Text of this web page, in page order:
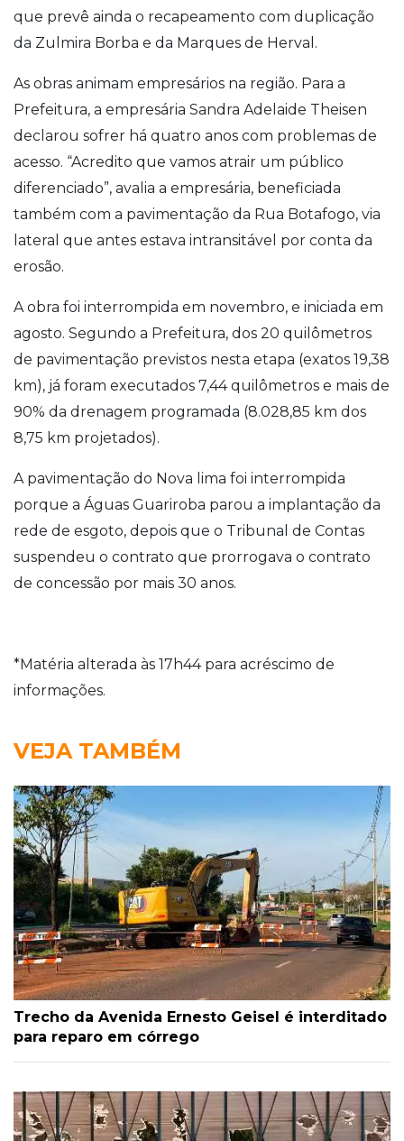
que prevê ainda o recapeamento com duplicação
da Zulmira Borba e da Marques de Herval.
As obras animam empresários na região. Para a
Prefeitura, a empresária Sandra Adelaide Theisen
declarou sofrer há quatro anos com problemas de
acesso. “Acredito que vamos atrair um público
diferenciado”, avalia a empresária, beneficiada
também com a pavimentação da Rua Botafogo, via
lateral que antes estava intransitável por conta da
erosão.
A obra foi interrompida em novembro, e iniciada em
agosto. Segundo a Prefeitura, dos 20 quilômetros
de pavimentação previstos nesta etapa (exatos 19,38
km), já foram executados 7,44 quilômetros e mais de
90% da drenagem programada (8.028,85 km dos
8,75 km projetados).
A pavimentação do Nova lima foi interrompida
porque a Águas Guariroba parou a implantação da
rede de esgoto, depois que o Tribunal de Contas
suspendeu o contrato que prorrogava o contrato
de concessão por mais 30 anos.
*Matéria alterada às 17h44 para acréscimo de
informações.
VEJA TAMBÉM
Trecho da Avenida Ernesto Geisel é interditado
para reparo em córrego